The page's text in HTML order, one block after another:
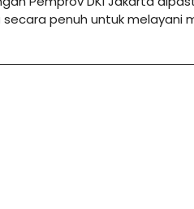
penuh untuk